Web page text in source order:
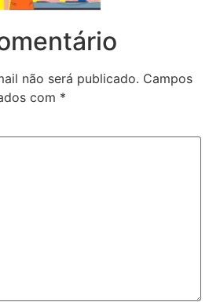
não será publicado. Campos
com *